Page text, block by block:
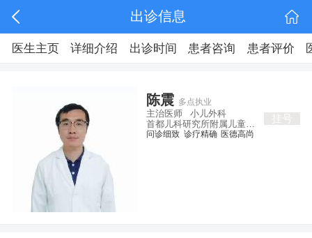
出诊信息
医生主页 详细介绍 出诊时间 患者咨询 患者评价
陈震 多点执业
主治医师
小儿外科
首都儿科研究所附属儿童医院
挂号
问诊细致 诊疗精确 医德高尚